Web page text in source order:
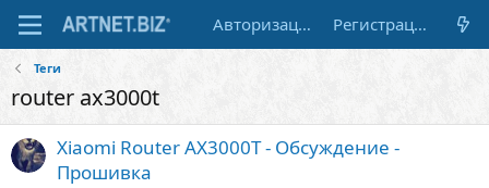
Авторизация Регистрация
Теги
router ax3000t
Xiaomi Router AX3000T - Обсуждение -
Прошивка